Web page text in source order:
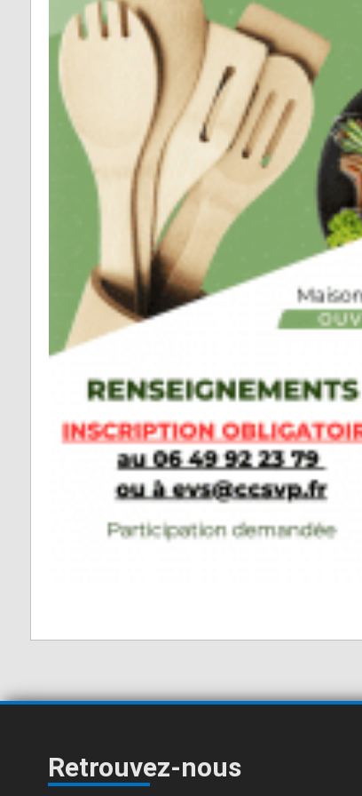
Vabre
Retrouvez-nous